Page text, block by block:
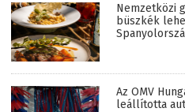
Nemzetközi
büszkék
Az OMV
leállította